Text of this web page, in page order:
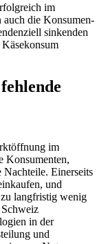
im
auch die Kon­sumen­
sinken­den
Käsekonsum
im
Konsumenten,
Nachteile. Einerseits
und
langfristig wenig
in der
und